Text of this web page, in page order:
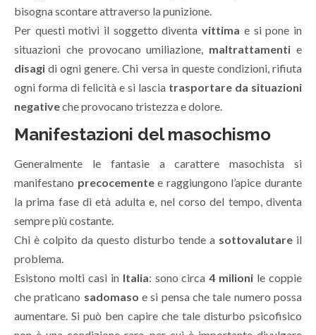
bisogna scontare attraverso la punizione.
Per questi motivi il soggetto diventavittima e si pone in
situazioni che provocano umiliazione, maltrattamenti e
disagi di ogni genere. Chi versa in queste condizioni, rifiuta
ogni forma di felicità e si lascia trasportare da situazioni
negativeche provocano tristezza e dolore.
Manifestazioni del masochismo
Generalmente le fantasie a carattere masochista si
manifestano precocementee raggiungono l’apice durante
la prima fase di età adulta e, nel corso del tempo, diventa
sempre più costante.
Chi è colpito da questo disturbo tende a sottovalutare il
problema.
Esistono molti casi in Italia: sono circa4 milioni le coppie
che praticano sadomaso e si pensa che tale numero possa
aumentare. Si può ben capire che tale disturbo psicofisico